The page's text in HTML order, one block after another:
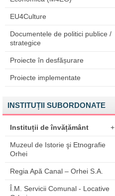
EU4Culture
Documentele de politici publice /
strategice
Proiecte în desfășurare
Proiecte implementate
INSTITUȚII SUBORDONATE
Instituții de învățământ +
Muzeul de Istorie şi Etnografie
Orhei
Regia Apă Canal – Orhei S.A.
Î.M. Servicii Comunal - Locative